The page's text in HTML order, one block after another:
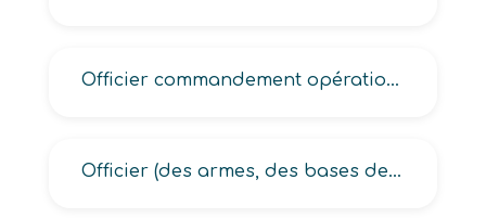
Officier commandement opérationnel de l’armée de l’air, de l’armée de terre
Officier (des armes, des bases de l’air, d’Etat Major, marine nationale, reconnaissance, observateur)